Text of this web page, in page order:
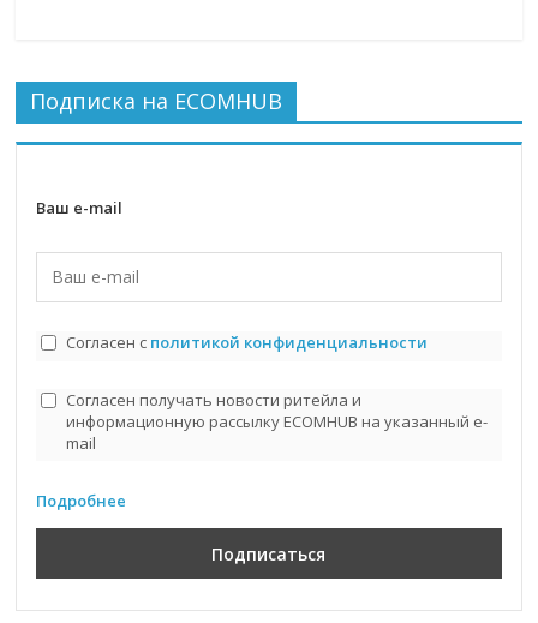
Подписка на ECOMHUB
Ваш e-mail
Согласен с политикой конфиденциальности
Согласен получать новости ритейла и
информационную рассылку ECOMHUB на указанный e-
mail
Подробнее